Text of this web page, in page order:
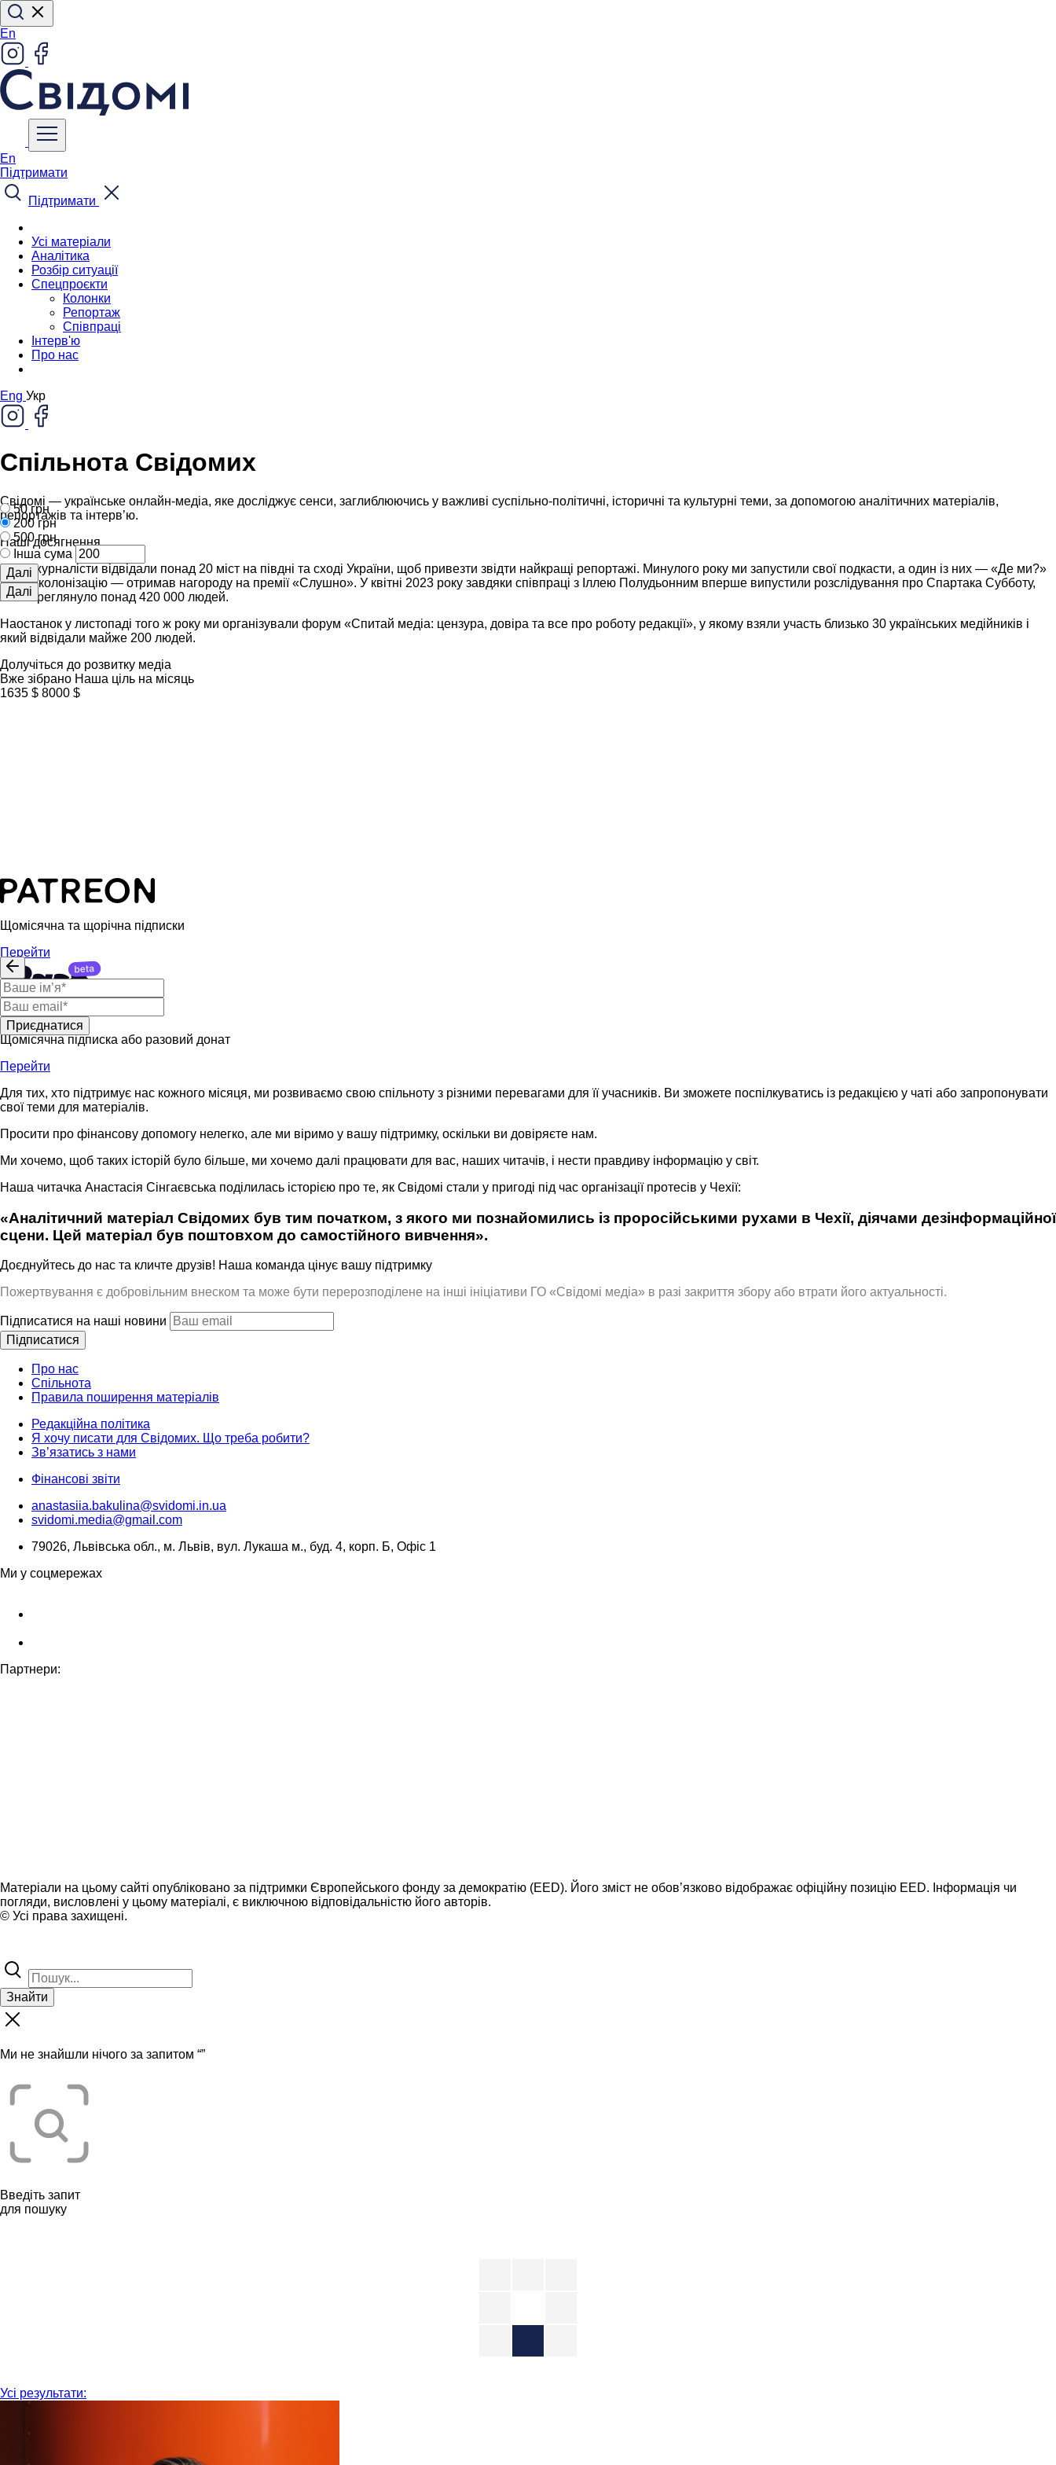
En
En
Підтримати
Підтримати
Усі матеріали
Аналітика
Розбір ситуації
Спецпроєкти
Колонки
Репортаж
Співпраці
Інтерв'ю
Про нас
Eng Укр
Спільнота Свідомих
Свідомі — українське онлайн-медіа, яке досліджує сенси, заглиблюючись у важливі суспільно-політичні, історичні та культурні теми, за допомогою аналітичних матеріалів,
репортажів та інтервʼю.
Наші досягнення
Наші журналісти відвідали понад 20 міст на півдні та сході України, щоб привезти звідти найкращі репортажі. Минулого року ми запустили свої подкасти, а один із них — «Де ми?»
про деколонізацію — отримав нагороду на премії «Слушно». У квітні 2023 року завдяки співпраці з Іллею Полудьонним вперше випустили розслідування про Спартака Субботу,
яке переглянуло понад 420 000 людей.
Наостанок у листопаді того ж року ми організували форум «Спитай медіа: цензура, довіра та все про роботу редакції», у якому взяли участь близько 30 українських медійників і
який відвідали майже 200 людей.
Долучіться до розвитку медіа
Вже зібрано Наша ціль на місяць
1635 $ 8000 $
50 грн
200 грн
500 грн
Інша сума
Далі
Далі
Приєднатися
Щомісячна та щорічна підписки
Перейти
Щомісячна підписка або разовий донат
Перейти
Для тих, хто підтримує нас кожного місяця, ми розвиваємо свою спільноту з різними перевагами для її учасників. Ви зможете поспілкуватись із редакцією у чаті або запропонувати
свої теми для матеріалів.
Просити про фінансову допомогу нелегко, але ми віримо у вашу підтримку, оскільки ви довіряєте нам.
Ми хочемо, щоб таких історій було більше, ми хочемо далі працювати для вас, наших читачів, і нести правдиву інформацію у світ.
Наша читачка Анастасія Сінгаєвська поділилась історією про те, як Свідомі стали у пригоді під час організації протесів у Чехії:
«Аналітичний матеріал Свідомих був тим початком, з якого ми познайомились із проросійськими рухами в Чехії, діячами дезінформаційної
сцени. Цей матеріал був поштовхом до самостійного вивчення».
Доєднуйтесь до нас та кличте друзів! Наша команда цінує вашу підтримку
Пожертвування є добровільним внеском та може бути перерозподілене на інші ініціативи ГО «Свідомі медіа» в разі закриття збору або втрати його актуальності.
Підписатися на наші новини
Підписатися
Про нас
Спільнота
Правила поширення матеріалів
Редакційна політика
Я хочу писати для Свідомих. Що треба робити?
Зв’язатись з нами
Фінансові звіти
anastasiia.bakulina@svidomi.in.ua
svidomi.media@gmail.com
79026, Львівська обл., м. Львів, вул. Лукаша м., буд. 4, корп. Б, Офіс 1
Ми у соцмережах
Партнери:
Матеріали на цьому сайті опубліковано за підтримки Європейського фонду за демократію (EED). Його зміст не обов’язково відображає офіційну позицію EED. Інформація чи
погляди, висловлені у цьому матеріалі, є виключною відповідальністю його авторів.
© Усі права захищені.
Знайти
Ми не знайшли нічого за запитом “”
Введіть запит
для пошуку
Усі результати: